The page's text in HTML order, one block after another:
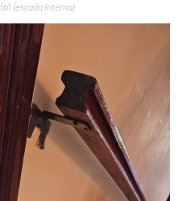
(escada interna)